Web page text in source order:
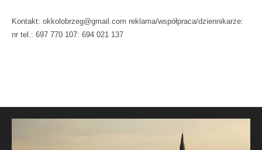
Kontakt: okkolobrzeg@gmail.com reklama/współpraca/dziennikarze:
nr tel.: 697 770 107: 694 021 137